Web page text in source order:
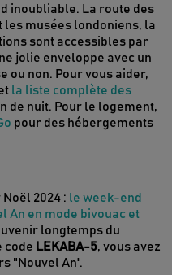
inoubliable. La route des
les musées londoniens, la
sont accessibles par
jolie enveloppe avec un
ou non. Pour vous aider,
la liste complète des
de nuit. Pour le logement,
pour des hébergements
2024 : le week-end
An en mode bivouac et
longtemps du
code LEKABA-5, vous avez
"Nouvel An'.